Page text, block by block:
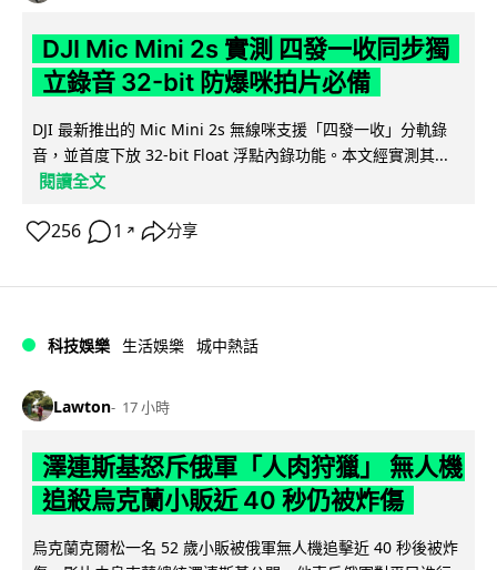
DJI Mic Mini 2s 實測 四發一收同步獨
立錄音 32-bit 防爆咪拍片必備
DJI 最新推出的 Mic Mini 2s 無線咪支援「四發一收」分軌錄
音，並首度下放 32-bit Float 浮點內錄功能。本文經實測其...
閱讀全文
256 1 ↗ 分享
科技娛樂 生活娛樂 城中熱話
Lawton 17 小時
澤連斯基怒斥俄軍「人肉狩獵」 無人機
追殺烏克蘭小販近 40 秒仍被炸傷
烏克蘭克爾松一名 52 歲小販被俄軍無人機追擊近 40 秒後被炸